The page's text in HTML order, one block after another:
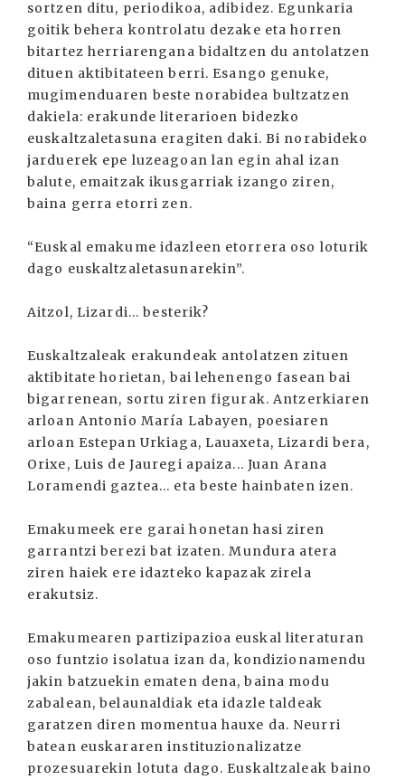
sortzen ditu, periodikoa, adibidez. Egunkaria
goitik behera kontrolatu dezake eta horren
bitartez herriarengana bidaltzen du antolatzen
dituen aktibitateen berri. Esango genuke,
mugimenduaren beste norabidea bultzatzen
dakiela: erakunde literarioen bidezko
euskaltzaletasuna eragiten daki. Bi norabideko
jarduerek epe luzeagoan lan egin ahal izan
balute, emaitzak ikusgarriak izango ziren,
baina gerra etorri zen.
“Euskal emakume idazleen etorrera oso loturik
dago euskaltzaletasunarekin”.
Aitzol, Lizardi... besterik?
Euskaltzaleak erakundeak antolatzen zituen
aktibitate horietan, bai lehenengo fasean bai
bigarrenean, sortu ziren figurak. Antzerkiaren
arloan Antonio María Labayen, poesiaren
arloan Estepan Urkiaga, Lauaxeta, Lizardi bera,
Orixe, Luis de Jauregi apaiza... Juan Arana
Loramendi gaztea... eta beste hainbaten izen.
Emakumeek ere garai honetan hasi ziren
garrantzi berezi bat izaten. Mundura atera
ziren haiek ere idazteko kapazak zirela
erakutsiz.
Emakumearen partizipazioa euskal literaturan
oso funtzio isolatua izan da, kondizionamendu
jakin batzuekin ematen dena, baina modu
zabalean, belaunaldiak eta idazle taldeak
garatzen diren momentua hauxe da. Neurri
batean euskararen instituzionalizatze
prozesuarekin lotuta dago. Euskaltzaleak baino